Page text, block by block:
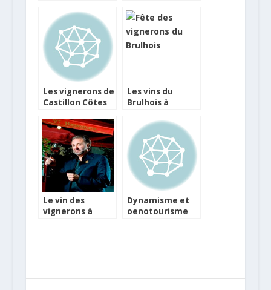
parisiennes de
l’été
Comptoir
Les vignerons de
Castillon Côtes
viennent chez
vous !
Les vins du
Brulhois à
La Fête des
Vignerons
Le vin des
vignerons à
Dynamisme et
oenotourisme